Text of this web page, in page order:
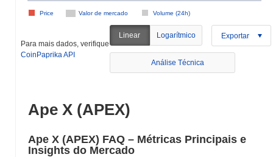
Valor de mercado Volume (24h)
Price
Para mais dados, verifique
CoinPaprika API
Linear Logarítmico Exportar
Análise Técnica
Ape X (APEX)
Ape X (APEX) FAQ – Métricas Principais e
Insights do Mercado